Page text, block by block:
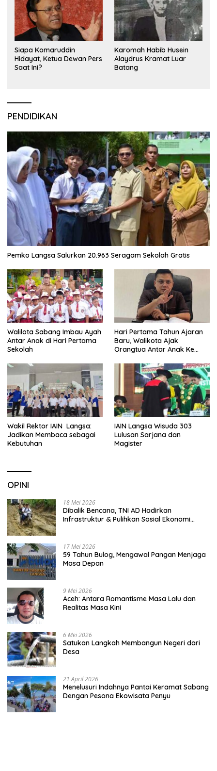
Siapa Komaruddin
Hidayat, Ketua Dewan Pers
Saat Ini?
Karomah Habib Husein
Alaydrus Kramat Luar
Batang
PENDIDIKAN
Pemko Langsa Salurkan 20.963 Seragam Sekolah Gratis
Walilota Sabang Imbau Ayah
Antar Anak di Hari Pertama
Sekolah
Hari Pertama Tahun Ajaran
Baru, Walikota Ajak
Orangtua Antar Anak Ke
Wakil Rektor IAIN Langsa:
Jadikan Membaca sebagai
Kebutuhan
IAIN Langsa Wisuda 303
Lulusan Sarjana dan
Magister
OPINI
18 Mei 2026
Dibalik Bencana, TNI AD Hadirkan
Infrastruktur & Pulihkan Sosial Ekonomi
17 Mei 2026
59 Tahun Bulog, Mengawal Pangan Menjaga
Masa Depan
9 Mei 2026
Aceh: Antara Romantisme Masa Lalu dan
Realitas Masa Kini
6 Mei 2026
Satukan Langkah Membangun Negeri dari
Desa
21 April 2026
Menelusuri Indahnya Pantai Keramat Sabang
Dengan Pesona Ekowisata Penyu